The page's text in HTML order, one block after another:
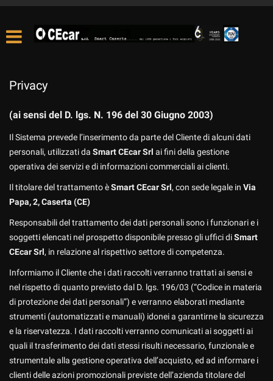
Privacy
(ai sensi del D. lgs. N. 196 del 30 Giugno 2003)
Il Sistema prevede l’inserimento da parte del Cliente di alcuni dati
personali, utilizzati da Smart CEcar Srl ai fini della gestione
operativa dei servizi e di informazioni commerciali ai clienti.
Il titolare del trattamento èSmart CEcar Srl, con sede legale in Via
Papa, 2, Caserta (CE)
Responsabili del trattamento dei dati personali sono i funzionari e i
soggetti elencati nel prospetto disponibile presso gli uffici diSmart
CEcar Srl, in relazione al rispettivo settore di competenza.
Informiamo il Cliente che i dati raccolti verranno trattati ai sensi e
nel rispetto di quanto previsto dal D. lgs. 196/03 (“Codice in materia
di protezione dei dati personali”) e verranno elaborati mediante
strumenti (automatizzati e manuali) idonei a garantirne la sicurezza
e la riservatezza. I dati raccolti verranno comunicati ai soggetti ai
quali il trasferimento dei dati stessi risulti necessario, funzionale e
strumentale alla gestione operativa dell’acquisto, ed ad informare i
clienti delle azioni promozionali previste dell’azienda titolare del